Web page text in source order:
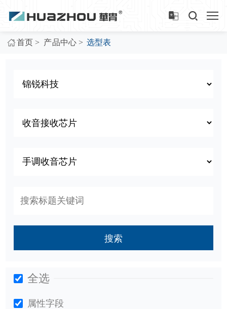
首页 > 产品中心 > 选型表
搜索
全选
属性字段